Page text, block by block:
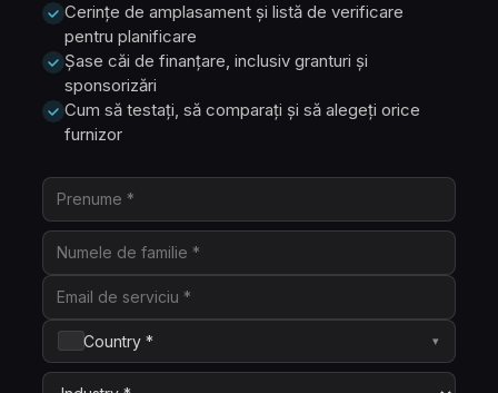
Cerințe de amplasament și listă de verificare
pentru planificare
Șase căi de finanțare, inclusiv granturi și
sponsorizări
Cum să testați, să comparați și să alegeți orice
furnizor
Country * ▾